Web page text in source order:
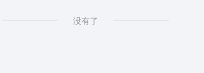
没有了